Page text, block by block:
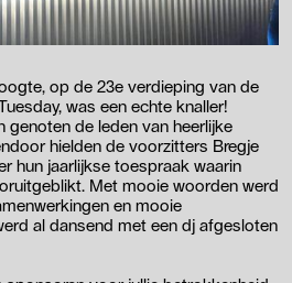
op de 23e verdieping van de
was een echte knaller!
genoten de leden van heerlijke
hielden de voorzitters Bregje
hun jaarlijkse toespraak waarin
Met mooie woorden werd
en mooie
al dansend met een dj afgesloten